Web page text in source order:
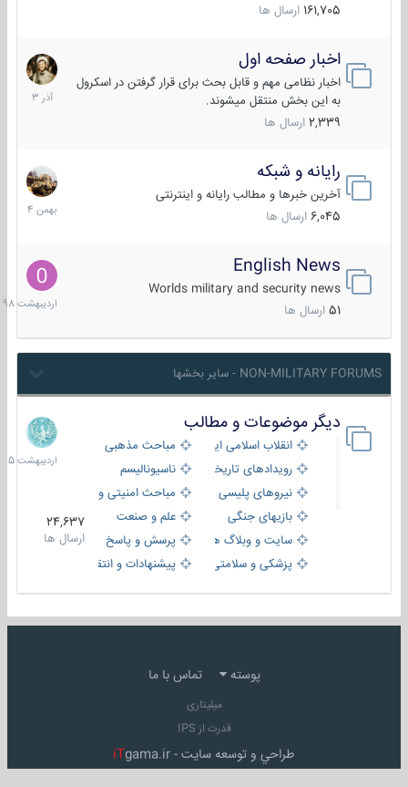
161,705 ارسال ها
اخبار صفحه اول
اخبار نظامی مهم و قابل بحث برای قرار گرفتن در اسکرول
به این بخش منتقل میشوند.
2,339 ارسال ها
7
آذر
1403
رایانه و شبکه
آخرین خبرها و مطالب رایانه و اینترنتی
6,045 ارسال ها
30
بهمن
1404
English News
Worlds military and security news
51 ارسال ها
10
1398
NON-MILITARY FORUMS - سایر بخشها
دیگر موضوعات و مطالب
انقلاب اسلامی ایران
مباحث مذهبی
رویدادهای تاریخی و مذهبیناسیونالیسم
نیروهای پلیسی
مباحث امنیتی و اطلاعاتی
بازیهای جنگی
علم و صنعت
سایت و وبلاگ ها
پرسش و پاسخ
پزشکی و سلامتی
پیشنهادات و انتقادات
24,637
ارسال ها
8
1405
پوسته تماس با ما
میلیتاری
قدرت از IPS
طراحي و توسعه سايت - iTgama.ir